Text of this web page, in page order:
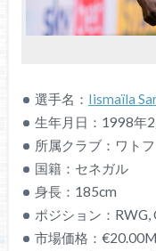
選手名： Iismaïla
生年月日：1998年
所属クラブ：ワト
国籍：セネガル
身長：185cm
ポジション：RWG,
市場価格：€20.00M